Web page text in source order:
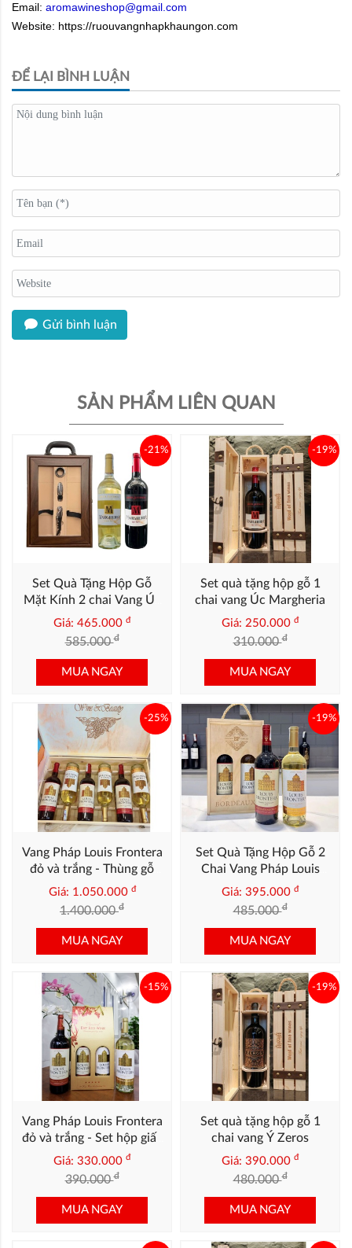
Email: aromawineshop@gmail.com
Website: https://ruouvangnhapkhaungon.com
ĐỂ LẠI BÌNH LUẬN
Gửi bình luận
SẢN PHẨM LIÊN QUAN
Set Quà Tặng Hộp Gỗ
Mặt Kính 2 chai Vang Úc
Margheria
Giá: 465.000 đ
585.000đ
-21%
MUA NGAY
Set quà tặng hộp gỗ 1
chai vang Úc Margheria
Giá: 250.000 đ
310.000đ
-19%
MUA NGAY
Vang Pháp Louis Frontera
đỏ và trắng - Thùng gỗ
Mix 6 chai
Giá: 1.050.000 đ
1.400.000đ
-25%
MUA NGAY
Set Quà Tặng Hộp Gỗ 2
Chai Vang Pháp Louis
Frontera
Giá: 395.000 đ
485.000đ
-19%
MUA NGAY
Vang Pháp Louis Frontera
đỏ và trắng - Set hộp giấy
2 chai
Giá: 330.000 đ
390.000đ
-15%
MUA NGAY
Set quà tặng hộp gỗ 1
chai vang Ý Zeros
Giá: 390.000 đ
480.000đ
-19%
MUA NGAY